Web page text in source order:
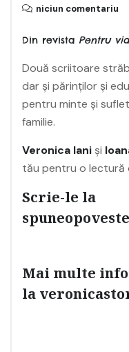
niciun comentariu
Din revista Pentru
Două scriitoare
dar și părinților și
pentru minte și
familie.
Veronica Iani și
tău pentru o lectură
Scrie-le la
Mai multe
la